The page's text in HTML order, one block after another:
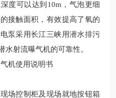
度可以达到 10m ，气泡更细
接触面积，有效提高了氧的
泵采用长江三峡用潜水排污
水射流曝气机的可靠性。
现场控制柜及现场就地按钮箱